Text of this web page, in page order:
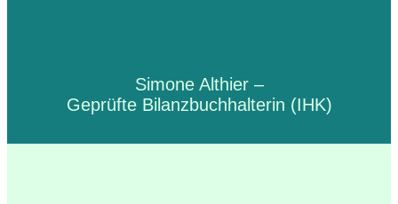
Simone Althier –
Geprüfte Bilanzbuchhalterin (IHK)